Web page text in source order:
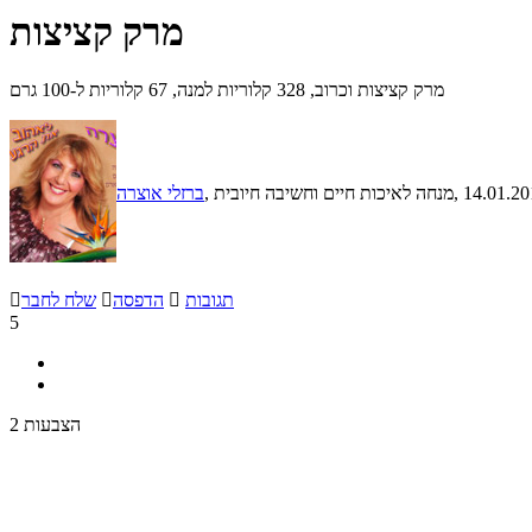
מרק קציצות
מרק קציצות וכרוב, 328 קלוריות למנה, 67 קלוריות ל-100 גרם
ברזלי אוצרה , מנחה לאיכות חיים וחשיבה חיובית,
שלח לחבר הדפסה  תגובות
5
2 הצבעות